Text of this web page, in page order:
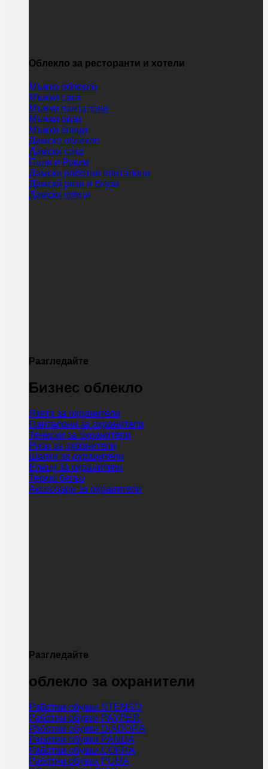
Облекло за ресторанти и хотели
Мъжко облекло
Мъжки сака
Мъжки панталони
Мъжки ризи
Мъжки елеци
Дамско облекло
Дамски сака
Поли и Рокли
Дамски работни панталони
Дамски ризи и блузи
Дамски елеци
Разгледайте
Бизнес облекло
Якета за охранители
Панталони за охранители
Тениски за охранители
Ризи за охранители
Шапки за охранители
Елеци за охранители
Термо бельо
Аксесоари за охранители
Разгледайте
облекло за охранители
Работни обувки STENSO
Работни обувки PAYPER
Работни обувки DIADORA
Работни обувки PANDA
Работни обувки COFRA
Работни обувки PUMA